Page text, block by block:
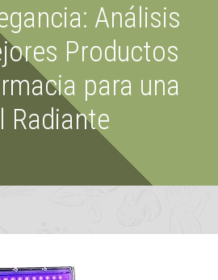
Análisis
Productos
para una
Radiante